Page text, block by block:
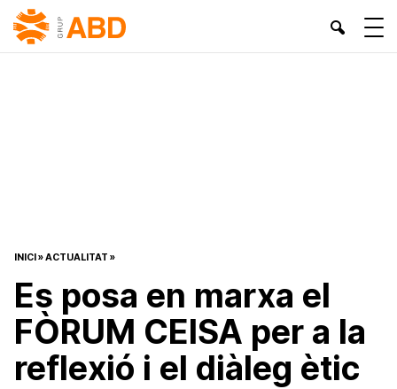
INICI»ACTUALITAT »
Es posa en marxa el
FÒRUM CEISA per a la
reflexió i el diàleg ètic